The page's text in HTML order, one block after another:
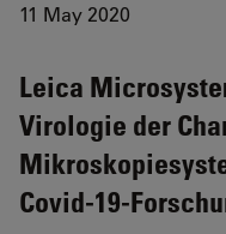
11 May 2020
Leica
Virologie der
Covid-19-